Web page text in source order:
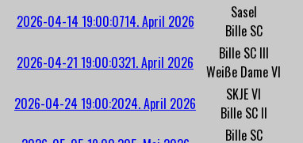
2026-04-14 19:00:0714. April 2026
Sasel
Bille SC
2026-04-21 19:00:0321. April 2026
Bille SC III
Weiße Dame VI
2026-04-24 19:00:2024. April 2026
SKJE VI
Bille SC II
Bille SC